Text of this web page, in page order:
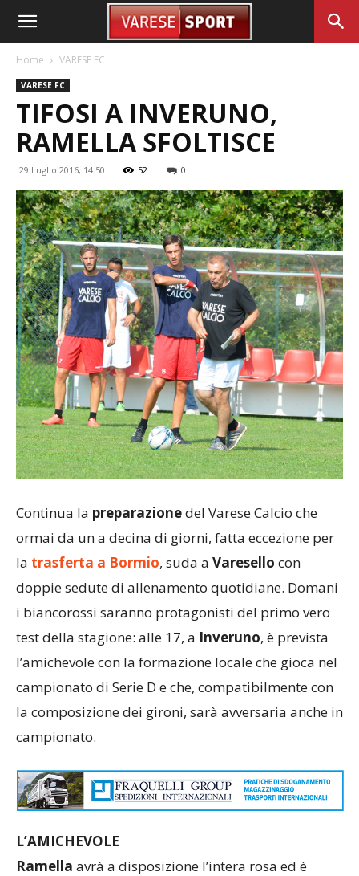
Home VARESE FC
VARESE FC
TIFOSI A INVERUNO,
RAMELLA SFOLTISCE
29 Luglio 2016, 14:50 52 0
Continua la preparazionedel Varese Calcio che
ormai da un a decina di giorni, fatta eccezione per
la trasferta a Bormio, suda a Varesello con
doppie sedute di allenamento quotidiane. Domani
i biancorossi saranno protagonisti del primo vero
test della stagione: alle 17, a Inveruno, è prevista
l’amichevole con la formazione locale che gioca nel
campionato di Serie D e che, compatibilmente con
la composizione dei gironi, sarà avversaria anche in
campionato.
L’AMICHEVOLE
Ramella avrà a disposizione l’intera rosa ed è